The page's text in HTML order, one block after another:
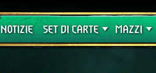
NOTIZIE SET DI CARTE
Crimson Curse
MAZZI
Guide